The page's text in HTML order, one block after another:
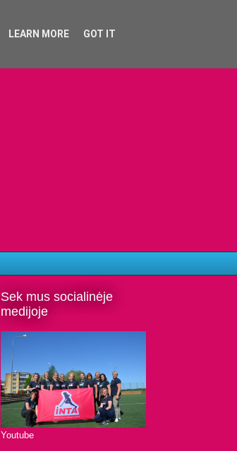
Sek mus socialinėje
medijoje
Youtube
LEARN MORE GOT IT